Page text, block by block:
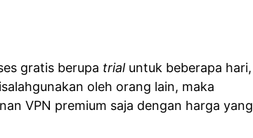
gratis berupa trialuntuk beberapa hari,
oleh orang lain, maka
VPN premium saja dengan harga yang